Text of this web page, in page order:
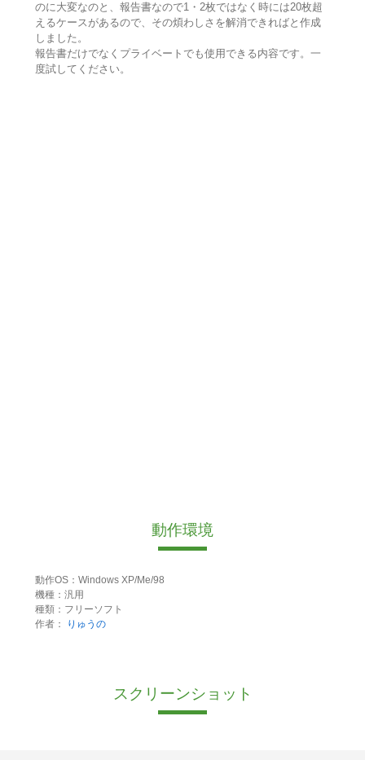
のに大変なのと、報告書なので1・2枚ではなく時には20枚超
えるケースがあるので、その煩わしさを解消できればと作成
しました。
報告書だけでなくプライベートでも使用できる内容です。一
度試してください。
動作環境
動作OS：Windows XP/Me/98
機種：汎用
種類：フリーソフト
作者：
りゅうの
スクリーンショット